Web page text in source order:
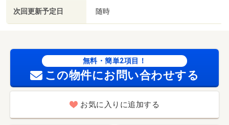
次回更新予定日 随時
無料・簡単2項目！
この物件にお問い合わせする
お気に入りに追加する